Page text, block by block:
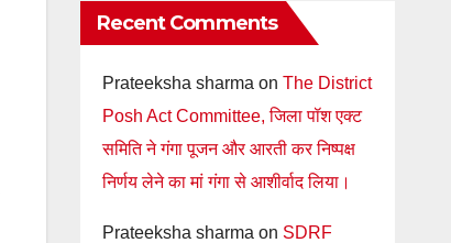
Recent Comments
Prateeksha sharma on The District
Posh Act Committee, जिला पॉश एक्ट
समिति ने गंगा पूजन और आरती कर निष्पक्ष
निर्णय लेने का मां गंगा से आशीर्वाद लिया।
Prateeksha sharma on SDRF